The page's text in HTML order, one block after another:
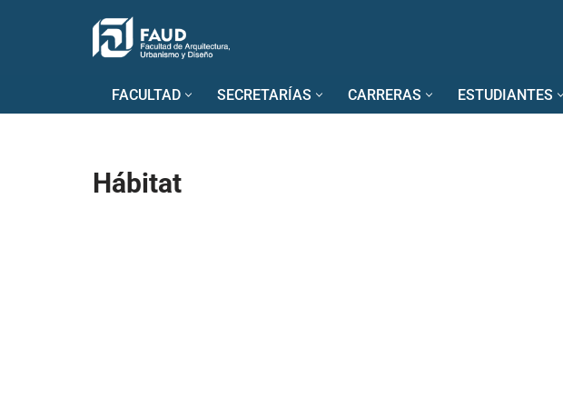
FACULTAD SECRETARÍAS CARRERAS ESTUDIANTES
Hábitat